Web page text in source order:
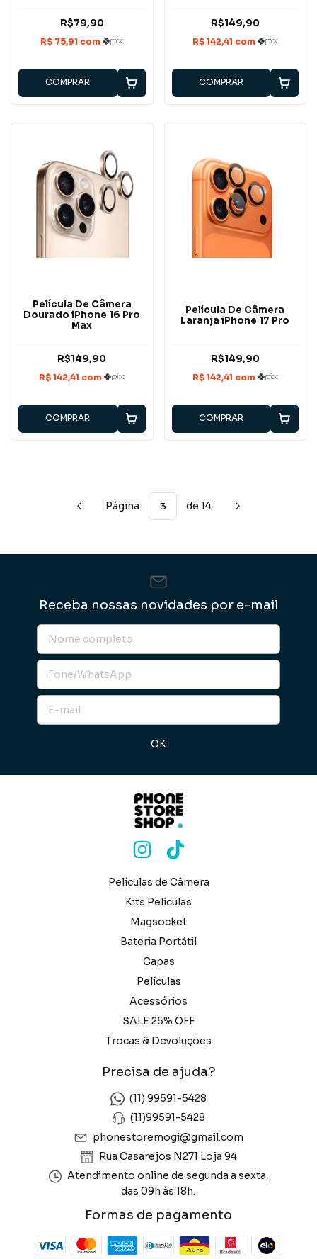
R$79,90
COMPRAR
R$149,90
COMPRAR
Película De Câmera
Dourado iPhone 16 Pro
Max
R$149,90
COMPRAR
Película De Câmera
Laranja iPhone 17 Pro
R$149,90
COMPRAR
Página de 14
Receba nossas novidades por e-mail
Películas de Câmera
Kits Películas
Magsocket
Bateria Portátil
Capas
Películas
Acessórios
SALE 25% OFF
Trocas & Devoluções
Precisa de ajuda?
(11) 99591-5428
(11)99591-5428
phonestoremogi@gmail.com
Rua Casarejos N271 Loja 94
Atendimento online de segunda a sexta,
das 09h às 18h.
Formas de pagamento